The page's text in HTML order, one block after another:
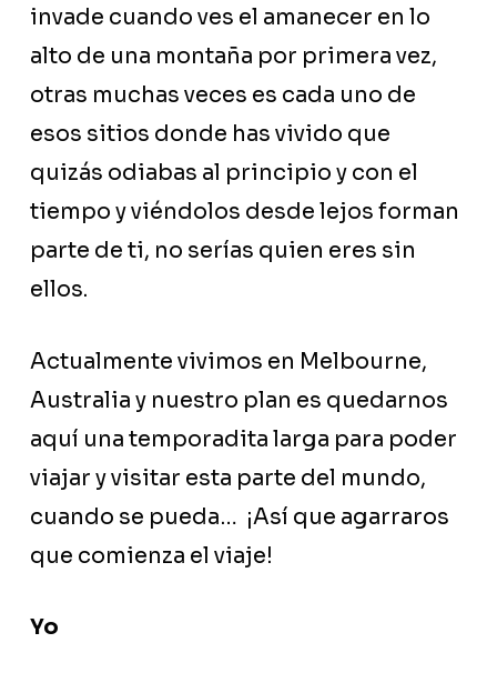
invade cuando ves el amanecer en lo
alto de una montaña por primera vez,
otras muchas veces es cada uno de
esos sitios donde has vivido que
quizás odiabas al principio y con el
tiempo y viéndolos desde lejos forman
parte de ti, no serías quien eres sin
ellos.
Actualmente vivimos en Melbourne,
Australia y nuestro plan es quedarnos
aquí una temporadita larga para poder
viajar y visitar esta parte del mundo,
cuando se pueda… ¡Así que agarraros
que comienza el viaje!
Yo